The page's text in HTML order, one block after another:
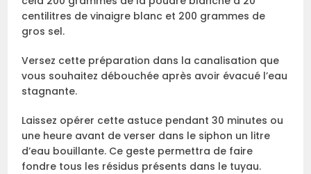
centilitres de vinaigre blanc et 200 grammes de
gros sel.
Versez cette préparation dans la canalisation que
vous souhaitez débouchée après avoir évacué l’eau
stagnante.
Laissez opérer cette astuce pendant 30 minutes ou
une heure avant de verser dans le siphon un litre
d’eau bouillante. Ce geste permettra de faire
fondre tous les résidus présents dans le tuyau.